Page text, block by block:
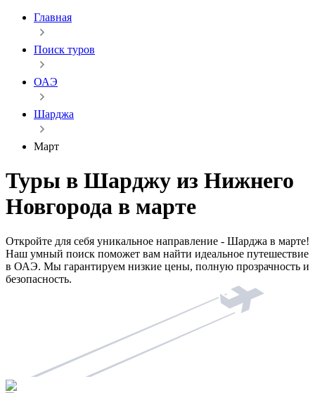
Главная
Поиск туров
ОАЭ
Шарджа
Март
Туры в Шарджу из Нижнего
Новгорода в марте
Откройте для себя уникальное направление - Шарджа в марте!
Наш умный поиск поможет вам найти идеальное путешествие
в ОАЭ. Мы гарантируем низкие цены, полную прозрачность и
безопасность.